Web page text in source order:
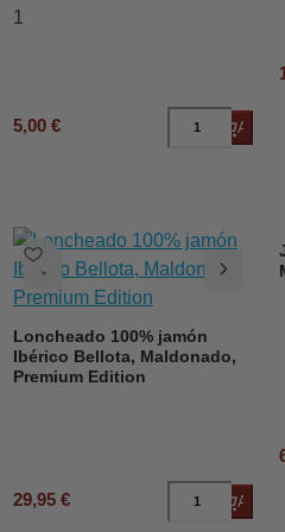
1
5,00 € Añadir
Loncheado 100% jamón
Ibérico Bellota, Maldonado,
Premium Edition
29,95 € Añadir